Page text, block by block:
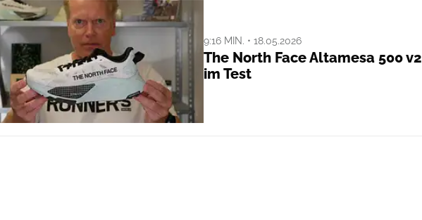
9:16 MIN. • 18.05.2026
The North Face Altamesa 500 v2
im Test